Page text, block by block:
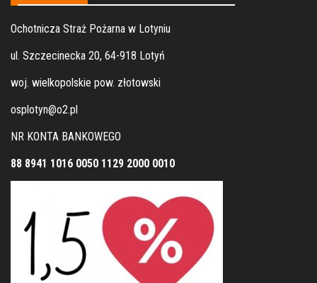
Ochotnicza Straż Pożarna w Lotyniu
ul. Szczecinecka 20, 64-918 Lotyń
woj. wielkopolskie pow. złotowski
osplotyn@o2.pl
NR KONTA BANKOWEGO
88 8941 1016 0050 1129 2000 0010